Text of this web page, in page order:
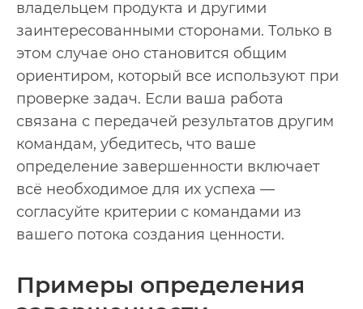
владельцем продукта и другими
заинтересованными сторонами. Только в
этом случае оно становится общим
ориентиром, который все используют при
проверке задач. Если ваша работа
связана с передачей результатов другим
командам, убедитесь, что ваше
определение завершенности включает
всё необходимое для их успеха —
согласуйте критерии с командами из
вашего потока создания ценности.
Примеры определения